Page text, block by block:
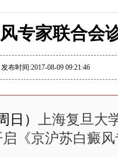
风专家联合会
发布时间:2017-08-09 09:21:46
）
上海复旦大
《京沪苏白癜